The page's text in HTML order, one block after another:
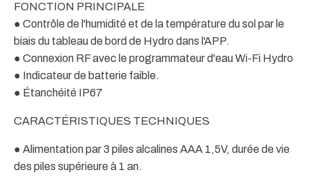
FONCTION PRINCIPALE
● Contrôle de l'humidité et de la température du sol par le
biais du tableau de bord de Hydro dans l'APP.
● Connexion RF avec le programmateur d'eau Wi-Fi Hydro
● Indicateur de batterie faible.
● Étanchéité IP67
CARACTÉRISTIQUES TECHNIQUES
● Alimentation par 3 piles alcalines AAA 1,5V, durée de vie
des piles supérieure à 1 an.